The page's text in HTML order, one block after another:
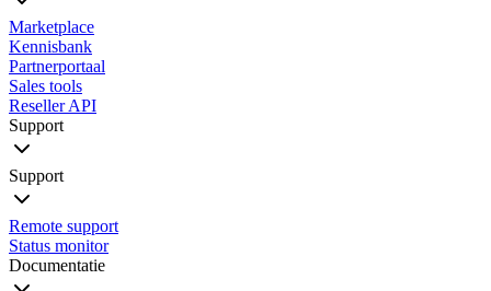
Marketplace
Kennisbank
Partnerportaal
Sales tools
Reseller API
Support
Support
Remote support
Status monitor
Documentatie